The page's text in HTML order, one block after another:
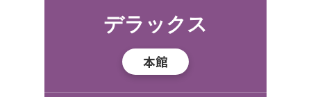
デラックス
本館